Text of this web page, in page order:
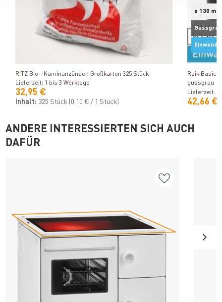
Produkt ansehen
RITZ Bio - Kaminanzünder, Großkarton 325 Stück
Lieferzeit: 1 bis 3 Werktage
32,95 €
Inhalt: 325 Stück (0,10 € / 1 Stück)
ø 130 mm
Gussgrau
Einwandig
Raik Basic
gussgrau
Lieferzeit: 1
42,66 €
ANDERE INTERESSIERTEN SICH AUCH
DAFÜR